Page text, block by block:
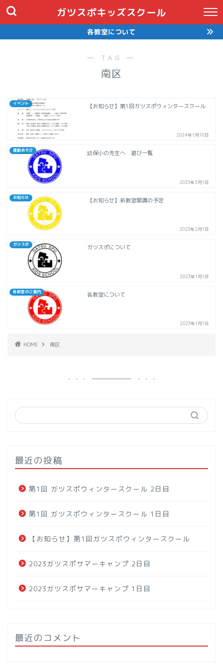
ガツスポキッズスクール
各教室について
― TAG ―
南区
イベント 【お知らせ】第1回ガツスポウィンタースクール
2024年1月10日
運動あそび 幼保小の先生へ 遊び一覧
2023年3月1日
お知らせ 【お知らせ】新教室開講の予定
2023年2月1日
ガツスポ ガツスポについて
2023年1月1日
各教室のご案内 各教室について
2023年1月1日
HOME 南区
最近の投稿
第1回 ガツスポウィンタースクール 2日目
第1回 ガツスポウィンタースクール 1日目
【お知らせ】第1回ガツスポウィンタースクール
2023ガツスポサマーキャンプ 2日目
2023ガツスポサマーキャンプ 1日目
最近のコメント